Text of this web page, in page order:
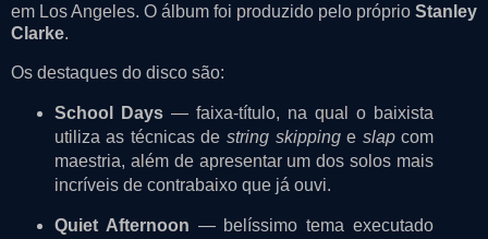
em Los Angeles. O álbum foi produzido pelo próprio Stanley
Clarke.
Os destaques do disco são:
School Days— faixa-título, na qual o baixista
utiliza as técnicas de string skippinge slapcom
maestria, além de apresentar um dos solos mais
incríveis de contrabaixo que já ouvi.
Quiet Afternoon — belíssimo tema executado